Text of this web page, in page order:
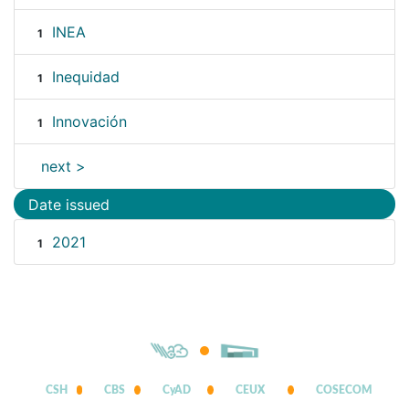
1 INEA
1 Inequidad
1 Innovación
next >
Date issued
1 2021
CSH CBS CyAD CEUX COSECOM